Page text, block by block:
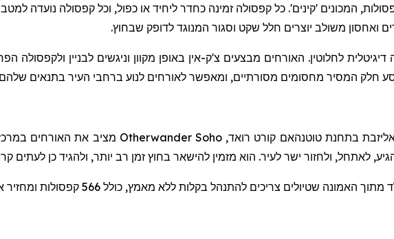
המכונים 'קינים'. כל קפסולה זמינה כחדר ליחיד או כפול, וכל קפסולה נועדה
ואחסון משולב יוצרים חלל שקט וסגור המנוגד לדופק שבחוץ.
לחלוטין. האורחים מבצעים צ'ק-אין באופן מקוון וניגשים לבניין
חלק המסיר מחסומים מסורתיים, ומאפשר לאורחים לנוע ברחבי העיר בתנאים
בתחנתטוטנהאם קורט רואד,
Otherwander Soho מציב את האורחים
לאתחל, ולחזור ישר לעיר. הוא מזמין להישאר בחוץ זמן רב יותר, ולהגיד כן לעתים
האמונה שטיולים צריכים להתנהל בקלות ללא מאמץ, כולל 566 קפסולות ומחזיר את חוויית המלון ליסודותיה.